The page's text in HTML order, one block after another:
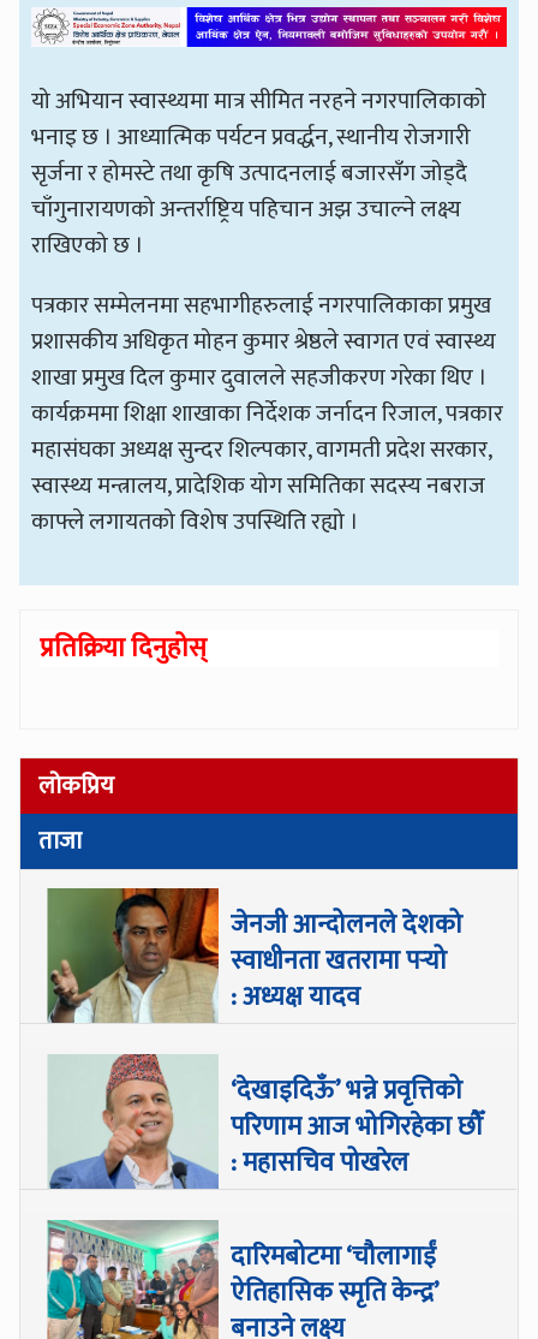
यो अभियान स्वास्थ्यमा मात्र सीमित नरहने नगरपालिकाको
भनाइ छ । आध्यात्मिक पर्यटन प्रवर्द्धन, स्थानीय रोजगारी
सृर्जना र होमस्टे तथा कृषि उत्पादनलाई बजारसँग जोड्दै
चाँगुनारायणको अन्तर्राष्ट्रिय पहिचान अझ उचाल्ने लक्ष्य
राखिएको छ ।
पत्रकार सम्मेलनमा सहभागीहरुलाई नगरपालिकाका प्रमुख
प्रशासकीय अधिकृत मोहन कुमार श्रेष्ठले स्वागत एवं स्वास्थ्य
शाखा प्रमुख दिल कुमार दुवालले सहजीकरण गरेका थिए ।
कार्यक्रममा शिक्षा शाखाका निर्देशक जर्नादन रिजाल, पत्रकार
महासंघका अध्यक्ष सुन्दर शिल्पकार, वागमती प्रदेश सरकार,
स्वास्थ्य मन्त्रालय, प्रादेशिक योग समितिका सदस्य नबराज
काफ्ले लगायतको विशेष उपस्थिति रह्यो ।
प्रतिक्रिया दिनुहोस्
लोकप्रिय
ताजा
जेनजी आन्दोलनले देशको
स्वाधीनता खतरामा पर्‍यो
: अध्यक्ष यादव
‘देखाइदिऊँ’ भन्ने प्रवृत्तिको
परिणाम आज भोगिरहेका छौँ
: महासचिव पोखरेल
दारिमबोटमा ‘चौलागाईं
ऐतिहासिक स्मृति केन्द्र’
बनाउने लक्ष्य